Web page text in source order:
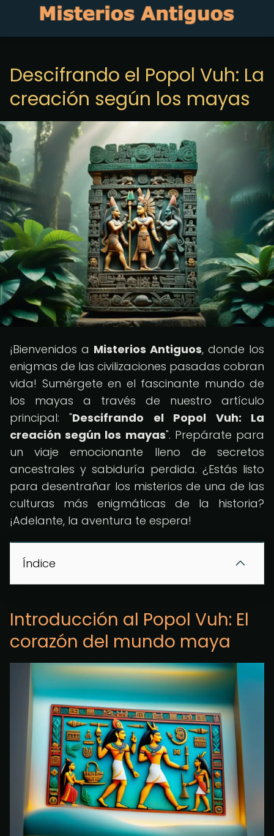
Descifrando el Popol Vuh: La
creación según los mayas
¡Bienvenidos a Misterios Antiguos, donde los
enigmas de las civilizaciones pasadas cobran
vida! Sumérgete en el fascinante mundo de
los mayas a través de nuestro artículo
principal: "Descifrando el Popol Vuh: La
creación según los mayas". Prepárate para
un viaje emocionante lleno de secretos
ancestrales y sabiduría perdida. ¿Estás listo
para desentrañar los misterios de una de las
culturas más enigmáticas de la historia?
¡Adelante, la aventura te espera!
Índice
Introducción al Popol Vuh: El
corazón del mundo maya